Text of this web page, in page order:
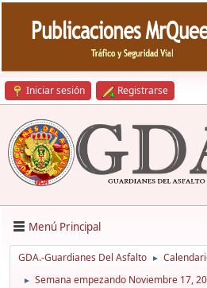
Iniciar sesión Registrarse
Menú Principal
GDA.-Guardianes Del Asfalto ►
► Semana empezando Noviembre 17,